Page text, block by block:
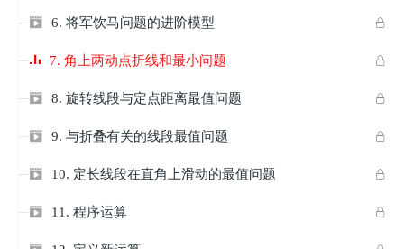

 6. 将军饮马问题的进阶模型

7. 角上两动点折线和最小问题

 8. 旋转线段与定点距离最值问题

 9. 与折叠有关的线段最值问题

 10. 定长线段在直角上滑动的最值问题

 11. 程序运算